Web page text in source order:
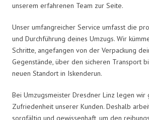
unserem erfahrenen Team zur Seite.
Unser umfangreicher Service umfasst die
und Durchführung deines Umzugs. Wir
Schritte, angefangen von der Verpackung
Gegenstände, über den sicheren Transport
neuen Standort in Iskenderun.
Bei Umzugsmeister Dresdner Linz legen
Zufriedenheit unserer Kunden. Deshalb
sorgfältig und gewissenhaft, um den